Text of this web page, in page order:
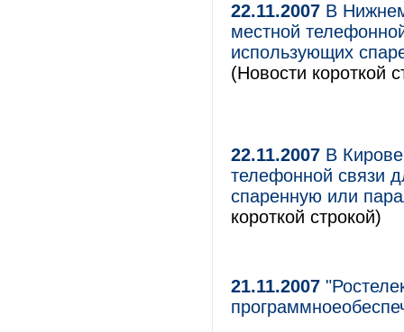
22.11.2007 В
местной
использующих
(Новости короткой
22.11.2007 В
телефонной связи
спаренную или
короткой строкой)
21.11.2007